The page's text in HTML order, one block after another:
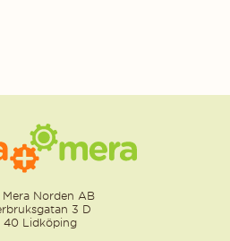
Mera Norden AB
3 D
40 Lidköping